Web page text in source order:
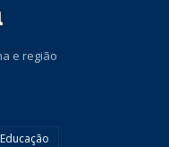
e região
Educação